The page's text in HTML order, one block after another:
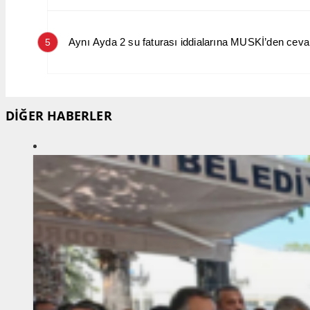
5 Aynı Ayda 2 su faturası iddialarına MUSKİ’den
DİĞER HABERLER